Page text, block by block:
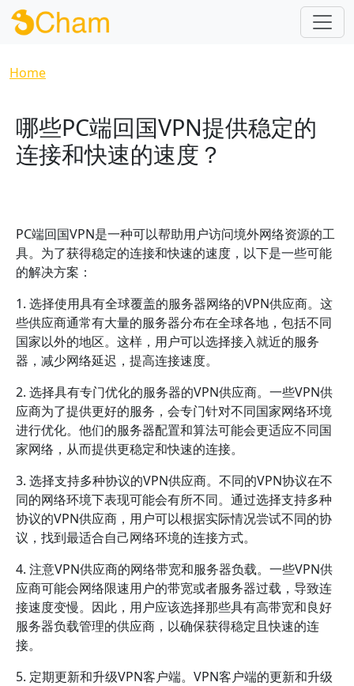
Skip to main content
Breadcrumb
Home
哪些PC端回国VPN提供稳定的
连接和快速的速度？
PC端回国VPN是一种可以帮助用户访问境外网络资源的工
具。为了获得稳定的连接和快速的速度，以下是一些可能
的解决方案：
1. 选择使用具有全球覆盖的服务器网络的VPN供应商。这
些供应商通常有大量的服务器分布在全球各地，包括不同
国家以外的地区。这样，用户可以选择接入就近的服务
器，减少网络延迟，提高连接速度。
2. 选择具有专门优化的服务器的VPN供应商。一些VPN供
应商为了提供更好的服务，会专门针对不同国家网络环境
进行优化。他们的服务器配置和算法可能会更适应不同国
家网络，从而提供更稳定和快速的连接。
3. 选择支持多种协议的VPN供应商。不同的VPN协议在不
同的网络环境下表现可能会有所不同。通过选择支持多种
协议的VPN供应商，用户可以根据实际情况尝试不同的协
议，找到最适合自己网络环境的连接方式。
4. 注意VPN供应商的网络带宽和服务器负载。一些VPN供
应商可能会网络限速用户的带宽或者服务器过载，导致连
接速度变慢。因此，用户应该选择那些具有高带宽和良好
服务器负载管理的供应商，以确保获得稳定且快速的连
接。
5. 定期更新和升级VPN客户端。VPN客户端的更新和升级